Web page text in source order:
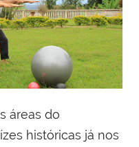
áreas do
históricas já nos